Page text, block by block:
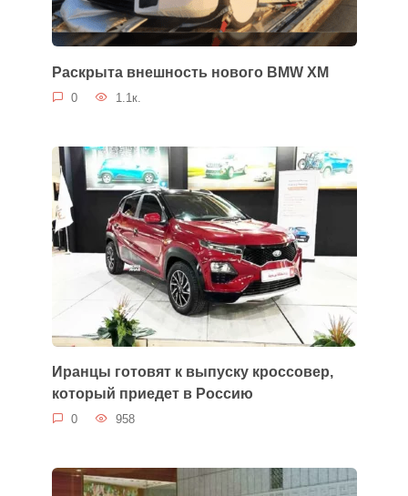
Раскрыта внешность нового BMW XM
0 1.1к.
Иранцы готовят к выпуску кроссовер,
который приедет в Россию
0 958